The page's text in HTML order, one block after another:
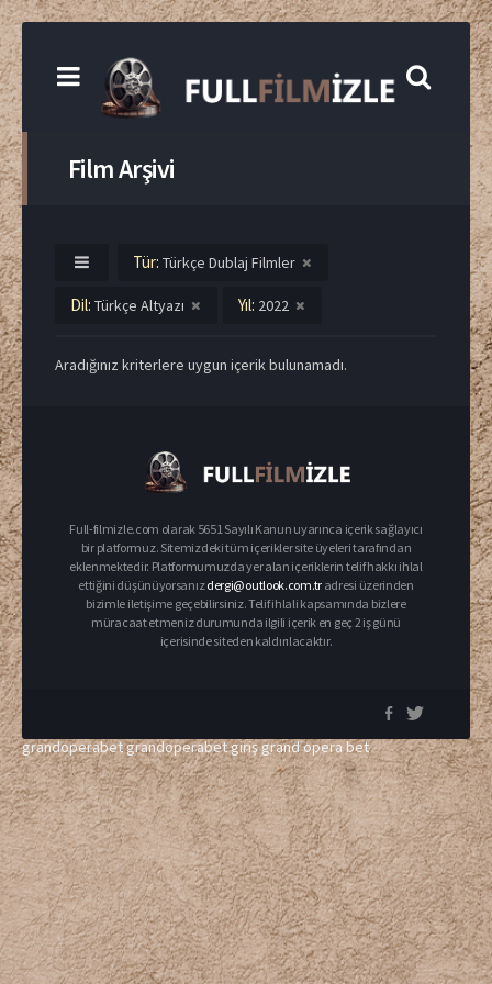
Film Arşivi
Tür: Türkçe Dublaj Filmler
Dil: Türkçe Altyazı Yıl: 2022
Aradığınız kriterlere uygun içerik bulunamadı.
Full-filmizle.com olarak 5651 Sayılı Kanun uyarınca içerik sağlayıcı
bir platformuz. Sitemizdeki tüm içerikler site üyeleri tarafından
eklenmektedir. Platformumuzda yer alan içeriklerin telif hakkı ihlal
ettiğini düşünüyorsanızdergi@outlook.com.tr adresi üzerinden
bizimle iletişime geçebilirsiniz. Telif ihlali kapsamında bizlere
müracaat etmeniz durumunda ilgili içerik en geç 2 iş günü
içerisinde siteden kaldırılacaktır.
grandoperabetgrandoperabet giriş grand opera bet